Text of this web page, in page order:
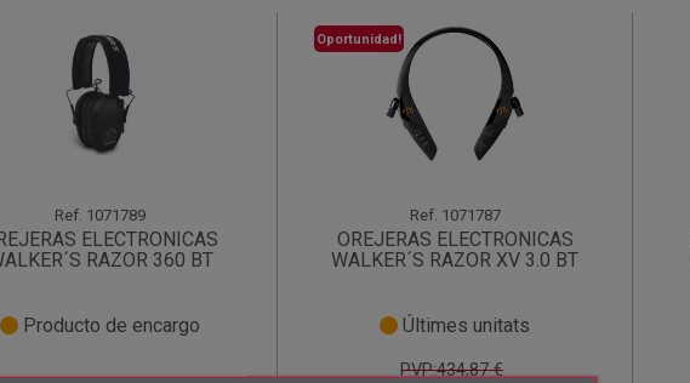
Ref. 1071789
ELECTRONICAS
RAZOR 360 BT
Producto de encargo
Oportunidad!
Ref. 1071787
OREJERAS ELECTRONICAS
WALKER´S RAZOR XV 3.0 BT
Últimes unitats
PVP:434,87 €